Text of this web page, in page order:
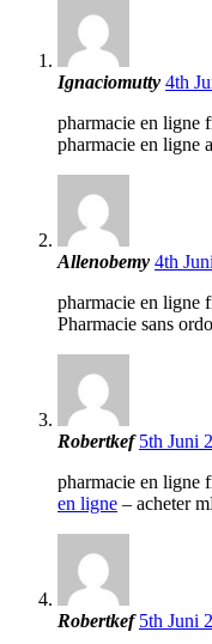
Ignaciomutty 4th
pharmacie en ligne
pharmacie en ligne
Allenobemy 4th
pharmacie en ligne
Pharmacie sans
Robertkef 5th Juni
pharmacie en ligne
en ligne – acheter
Robertkef 5th Juni